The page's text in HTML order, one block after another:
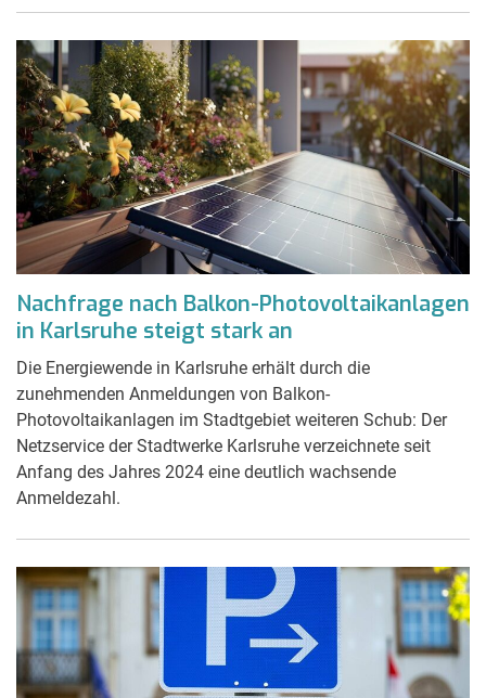
Nachfrage nach Balkon-Photovoltaikanlagen
in Karlsruhe steigt stark an
Die Energiewende in Karlsruhe erhält durch die
zunehmenden Anmeldungen von Balkon-
Photovoltaikanlagen im Stadtgebiet weiteren Schub: Der
Netzservice der Stadtwerke Karlsruhe verzeichnete seit
Anfang des Jahres 2024 eine deutlich wachsende
Anmeldezahl.